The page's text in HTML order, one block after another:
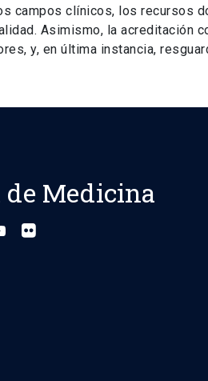
campos clínicos, los recursos
Asimismo, la acreditación
y, en última instancia,
de Medicina